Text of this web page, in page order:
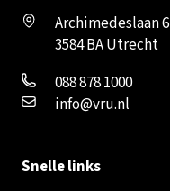
Archimedeslaan 6
3584 BA Utrecht
088 878 1000
info@vru.nl
Snelle links